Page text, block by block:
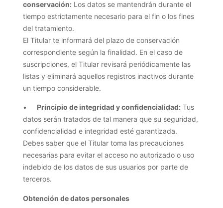
conservación: Los datos se mantendrán durante el
tiempo estrictamente necesario para el fin o los fines
del tratamiento.
El Titular te informará del plazo de conservación
correspondiente según la finalidad. En el caso de
suscripciones, el Titular revisará periódicamente las
listas y eliminará aquellos registros inactivos durante
un tiempo considerable.
• Principio de integridad y confidencialidad: Tus
datos serán tratados de tal manera que su seguridad,
confidencialidad e integridad esté garantizada.
Debes saber que el Titular toma las precauciones
necesarias para evitar el acceso no autorizado o uso
indebido de los datos de sus usuarios por parte de
terceros.
Obtención de datos personales